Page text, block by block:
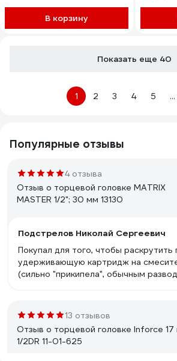
В корзину
Показать еще 40
1 2 3 4 5 ...
Популярные отзывы
4 отзыва
Отзыв о торцевой головке MATRIX
MASTER 1/2"; 30 мм 13130
Подстрелов Николай Сергеевич
Покупал для того, чтобы раскрутить
удерживающую картридж на
(сильно "прикипела", обычным
с "сертифицированным ключом"
13 отзывов
Отзыв о торцевой головке Inforce 17
1/2DR 11-01-625